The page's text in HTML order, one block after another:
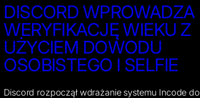
DISCORD WPROWADZA
WERYFIKACJĘ WIEKU Z
UŻYCIEM DOWODU
OSOBISTEGO I SELFIE
Discord rozpoczął wdrażanie systemu Incode do